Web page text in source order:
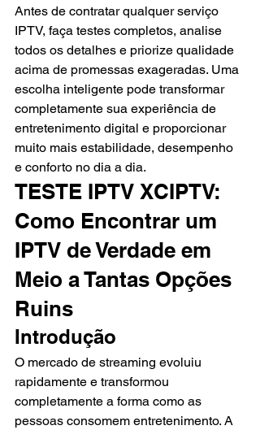
Antes de contratar qualquer serviço
IPTV, faça testes completos, analise
todos os detalhes e priorize qualidade
acima de promessas exageradas. Uma
escolha inteligente pode transformar
completamente sua experiência de
entretenimento digital e proporcionar
muito mais estabilidade, desempenho
e conforto no dia a dia.
TESTE IPTV XCIPTV:
Como Encontrar um
IPTV de Verdade em
Meio a Tantas Opções
Ruins
Introdução
O mercado de streaming evoluiu
rapidamente e transformou
completamente a forma como as
pessoas consomem entretenimento. A